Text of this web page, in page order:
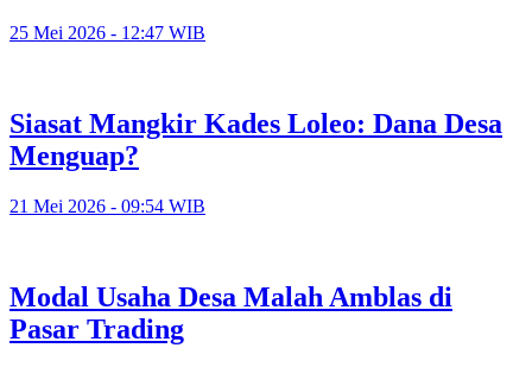
25 Mei 2026 - 12:47 WIB
Siasat Mangkir Kades Loleo: Dana Desa
Menguap?
21 Mei 2026 - 09:54 WIB
Modal Usaha Desa Malah Amblas di
Pasar Trading